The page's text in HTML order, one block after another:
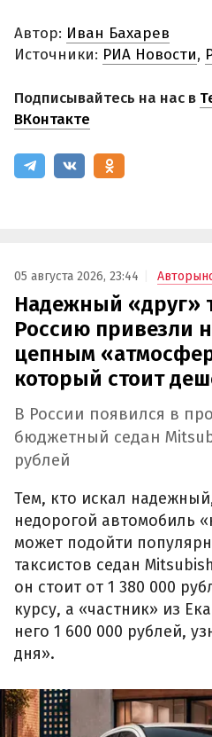
Автор: Иван Бахарев
Источники: РИА Новости,
Подписывайтесь на нас в
ВКонтакте
05 августа 2026, 23:44
Надежный «друг»
Россию привезли
цепным
который стоит
В России появился в
бюджетный седан
рублей
Тем, кто искал
недорогой автомобиль
может подойти
таксистов седан
он стоит от 1 380 000
курсу, а «частник» из
него 1 600 000 рублей,
дня».